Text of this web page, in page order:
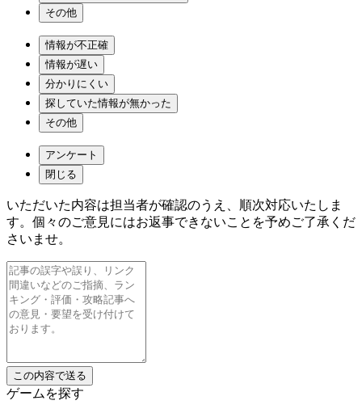
その他
情報が不正確
情報が遅い
分かりにくい
探していた情報が無かった
その他
アンケート
閉じる
いただいた内容は担当者が確認のうえ、順次対応いたしま
す。個々のご意見にはお返事できないことを予めご了承くだ
さいませ。
ゲームを探す